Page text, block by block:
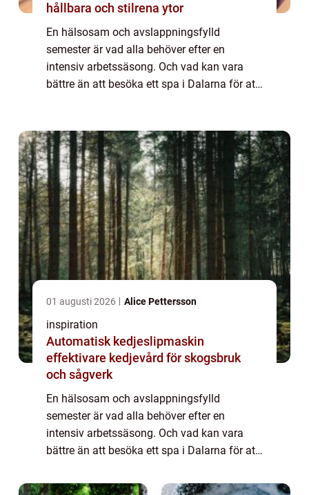
hållbara och stilrena ytor
En hälsosam och avslappningsfylld
semester är vad alla behöver efter en
intensiv arbetssäsong. Och vad kan vara
bättre än att besöka ett spa i Dalarna för att
återstäl...
01 augusti 2026 Alice Pettersson
inspiration
Automatisk kedjeslipmaskin
effektivare kedjevård för skogsbruk
och sågverk
En hälsosam och avslappningsfylld
semester är vad alla behöver efter en
intensiv arbetssäsong. Och vad kan vara
bättre än att besöka ett spa i Dalarna för att
för att slappna av, återhämta sig och